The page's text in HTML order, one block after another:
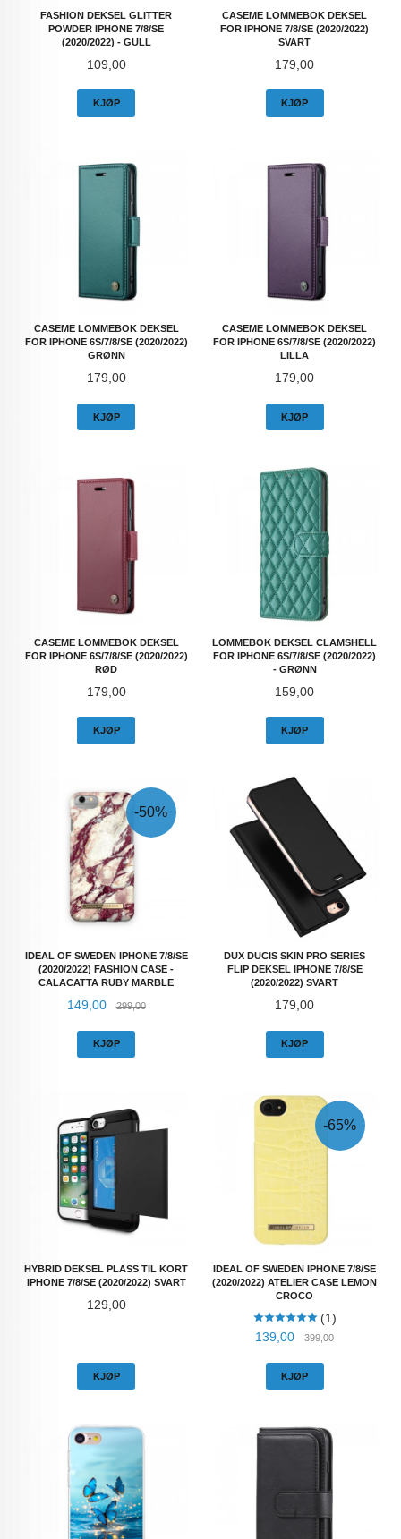
FASHION DEKSEL GLITTER
POWDER IPHONE 7/8/SE
(2020/2022) - GULL
Pris
109,00
KJØP
CASEME LOMMEBOK DEKSEL
FOR IPHONE 7/8/SE (2020/2022)
SVART
Pris
179,00
KJØP
CASEME LOMMEBOK DEKSEL
FOR IPHONE 6S/7/8/SE (2020/2022)
GRØNN
Pris
179,00
KJØP
CASEME LOMMEBOK DEKSEL
FOR IPHONE 6S/7/8/SE (2020/2022)
LILLA
Pris
179,00
KJØP
CASEME LOMMEBOK DEKSEL
FOR IPHONE 6S/7/8/SE (2020/2022)
RØD
Pris
179,00
KJØP
LOMMEBOK DEKSEL CLAMSHELL
FOR IPHONE 6S/7/8/SE (2020/2022)
- GRØNN
Pris
159,00
KJØP
IDEAL OF SWEDEN IPHONE 7/8/SE
(2020/2022) FASHION CASE -
CALACATTA RUBY MARBLE
Tilbud
149,00 299,00Rabatt
-50%
KJØP
DUX DUCIS SKIN PRO SERIES
FLIP DEKSEL IPHONE 7/8/SE
(2020/2022) SVART
Pris
179,00
KJØP
HYBRID DEKSEL PLASS TIL KORT
IPHONE 7/8/SE (2020/2022) SVART
Pris
129,00
KJØP
IDEAL OF SWEDEN IPHONE 7/8/SE
(2020/2022) ATELIER CASE LEMON
CROCO
(1)
Tilbud
139,00 399,00Rabatt
-65%
KJØP